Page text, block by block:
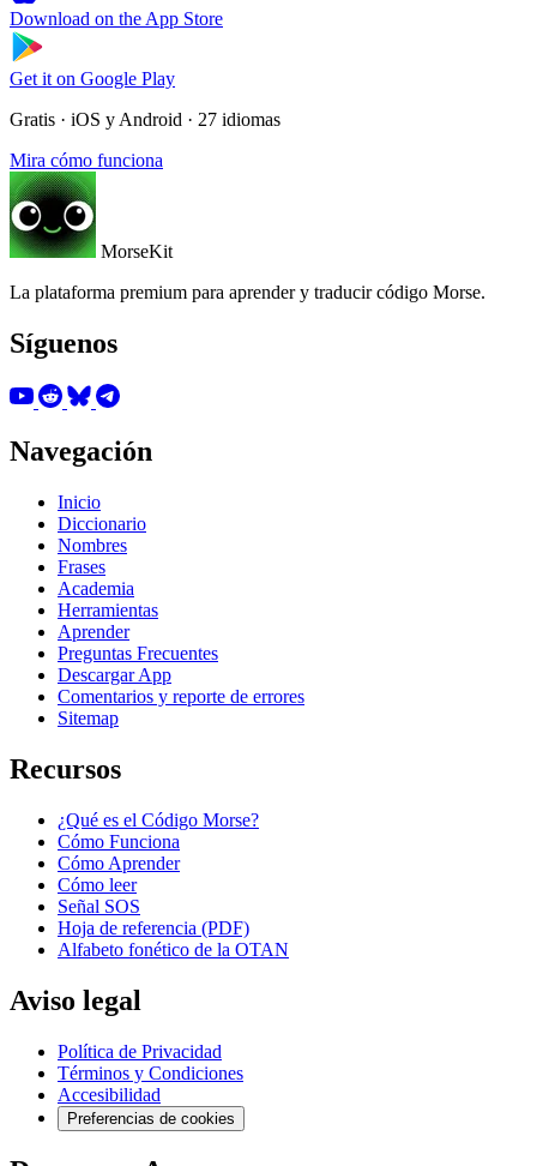
Download on the App Store
Get it on Google Play
Gratis · iOS y Android · 27 idiomas
Mira cómo funciona
MorseKit
La plataforma premium para aprender y traducir código Morse.
Síguenos
Navegación
Inicio
Diccionario
Nombres
Frases
Academia
Herramientas
Aprender
Preguntas Frecuentes
Descargar App
Comentarios y reporte de errores
Sitemap
Recursos
¿Qué es el Código Morse?
Cómo Funciona
Cómo Aprender
Cómo leer
Señal SOS
Hoja de referencia (PDF)
Alfabeto fonético de la OTAN
Aviso legal
Política de Privacidad
Términos y Condiciones
Accesibilidad
Preferencias de cookies